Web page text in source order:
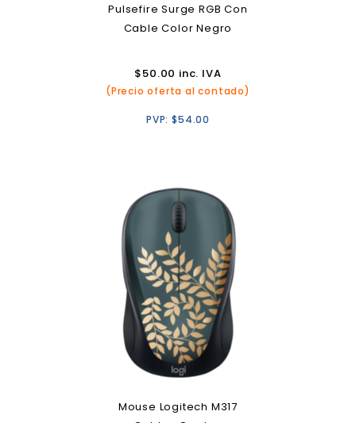
Pulsefire Surge RGB Con
Cable Color Negro
$50.00 inc. IVA
(Precio oferta al contado)
PVP:$54.00
Mouse Logitech M317